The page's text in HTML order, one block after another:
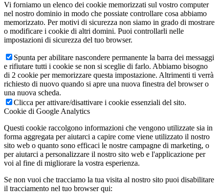
Vi forniamo un elenco dei cookie memorizzati sul vostro computer
nel nostro dominio in modo che possiate controllare cosa abbiamo
memorizzato. Per motivi di sicurezza non siamo in grado di mostrare
o modificare i cookie di altri domini. Puoi controllarli nelle
impostazioni di sicurezza del tuo browser.
Spunta per abilitare nascondere permanente la barra dei messaggi
e rifiutare tutti i cookie se non si sceglie di farlo. Abbiamo bisogno
di 2 cookie per memorizzare questa impostazione. Altrimenti ti verrà
richiesto di nuovo quando si apre una nuova finestra del browser o
una nuova scheda.
Clicca per attivare/disattivare i cookie essenziali del sito.
Cookie di Google Analytics
Questi cookie raccolgono informazioni che vengono utilizzate sia in
forma aggregata per aiutarci a capire come viene utilizzato il nostro
sito web o quanto sono efficaci le nostre campagne di marketing, o
per aiutarci a personalizzare il nostro sito web e l'applicazione per
voi al fine di migliorare la vostra esperienza.
Se non vuoi che tracciamo la tua visita al nostro sito puoi disabilitare
il tracciamento nel tuo browser qui: